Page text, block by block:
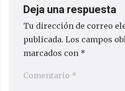
Deja una respuesta
Tu dirección de correo
publicada. Los campos
marcados con *